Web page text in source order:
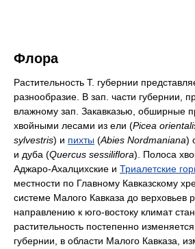
Флора
Растительность Т. губернии
разнообразие. В зап. части губернии,
влажному зап. Закавказью, обширные
хвойными лесами из ели (Рісеа
sylvestris) и пихты (Abies Nordmaniana)
и дуба (Quercus sessiliflora). Полоса
Аджаро-Ахалцихские и Триалетские
местности по Главному Кавказскому
системе Малого Кавказа до верховьев
направлению к юго-востоку климат
растительность постепенно
губернии, в области Малого Кавказа,